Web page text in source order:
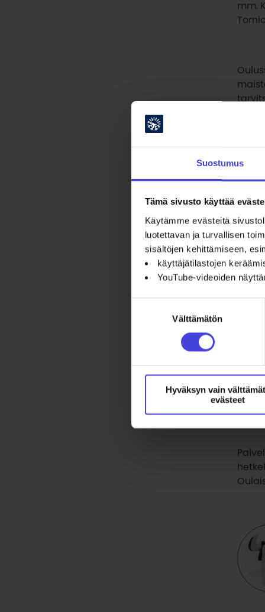
Suostumus
Tämä sivusto käyttää
Käytämme evästeitä
luotettavan ja turvallisen
sisältöjen kehittämiseen,
käyttäjätilastojen
YouTube-videoiden
Välttämätön
Hyväksyn vain
evästeet
mm.
olla